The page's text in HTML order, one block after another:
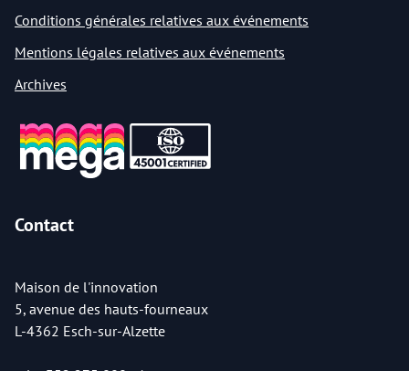
Conditions générales relatives aux événements
Mentions légales relatives aux événements
Archives
Contact
Maison de l'innovation
5, avenue des hauts-fourneaux
L-4362 Esch-sur-Alzette